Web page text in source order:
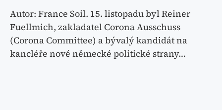
Autor: France Soil. 15. listopadu byl Reiner
Fuellmich, zakladatel Corona Ausschuss
(Corona Committee) a bývalý kandidát na
kancléře nové německé politické strany…